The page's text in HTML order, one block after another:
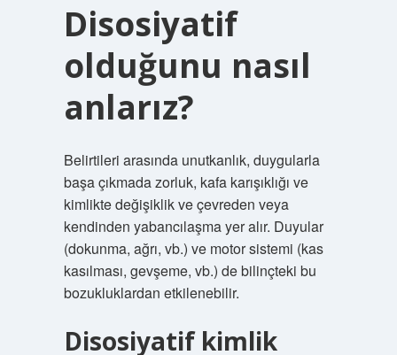
Disosiyatif
olduğunu nasıl
anlarız?
Belirtileri arasında unutkanlık, duygularla
başa çıkmada zorluk, kafa karışıklığı ve
kimlikte değişiklik ve çevreden veya
kendinden yabancılaşma yer alır. Duyular
(dokunma, ağrı, vb.) ve motor sistemi (kas
kasılması, gevşeme, vb.) de bilinçteki bu
bozukluklardan etkilenebilir.
Disosiyatif kimlik